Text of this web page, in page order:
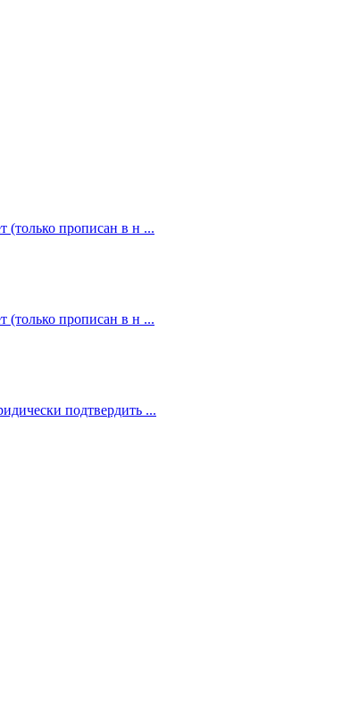
(только прописан в н ...
(только прописан в н ...
подтвердить ...